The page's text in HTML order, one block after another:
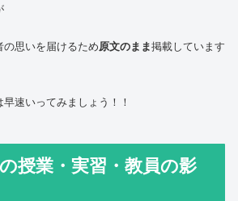
の思いを届けるため原文のまま掲載しています
速いってみましょう！！
授業・実習・教員の影